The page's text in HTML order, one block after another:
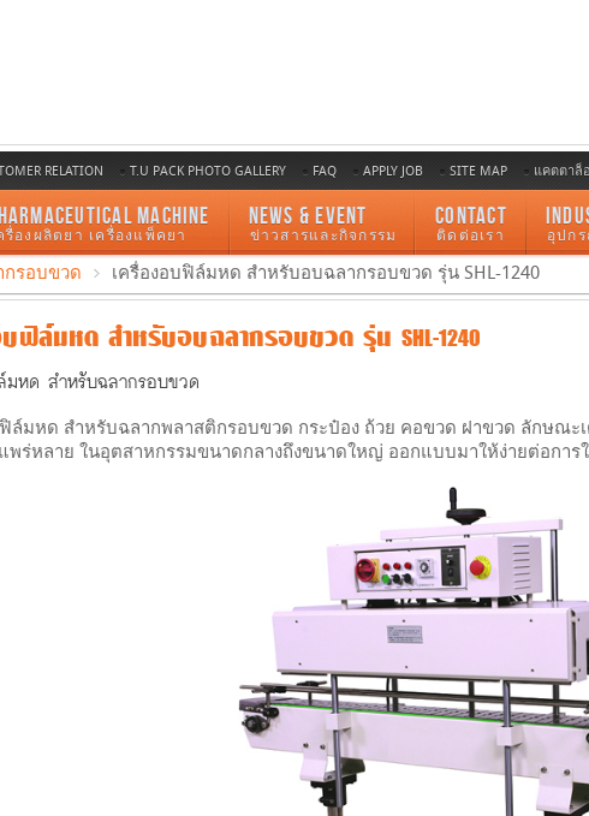
RELATION T.U PACK PHOTO GALLERY FAQ APPLY JOB SITE MAP แคตตาล็
MACHINE
รื่องผลิตยา เครื่องแพ็คยา
NEWS & EVENT
ข่าวสารและกิจกรรม
CONTACT
ติดต่อเรา อุปก
กรอบขวด เครื่องอบฟิล์มหด สำหรับอบฉลากรอบขวด รุ่น SHL-1240
ฟิล์มหด สำหรับอบฉลากรอบขวด รุ่น SHL-1240
มหด สำหรับฉลากรอบขวด
ฟิล์มหด สำหรับฉลากพลาสติกรอบขวด กระป๋อง ถ้วย คอขวด ฝาขวด ลักษณะ
พร่หลาย ในอุตสาหกรรมขนาดกลางถึงขนาดใหญ่ ออกแบบมาให้ง่ายต่อกา